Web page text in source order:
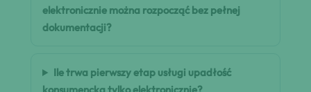
elektronicznie można rozpocząć bez pełnej
dokumentacji?
Ile trwa pierwszy etap usługi upadłość